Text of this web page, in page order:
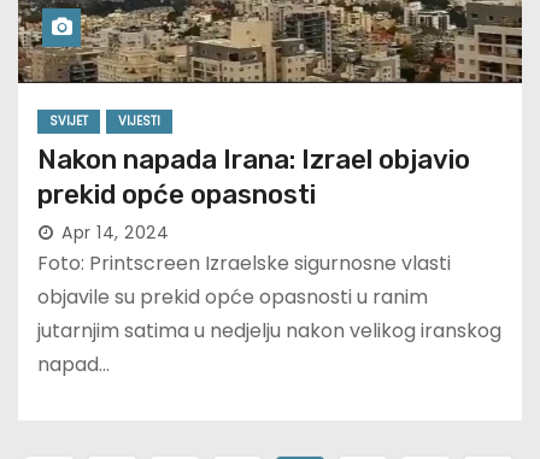
SVIJET VIJESTI
Nakon napada Irana: Izrael objavio
prekid opće opasnosti
Apr 14, 2024
Foto: Printscreen Izraelske sigurnosne vlasti
objavile su prekid opće opasnosti u ranim
jutarnjim satima u nedjelju nakon velikog iranskog
napad…